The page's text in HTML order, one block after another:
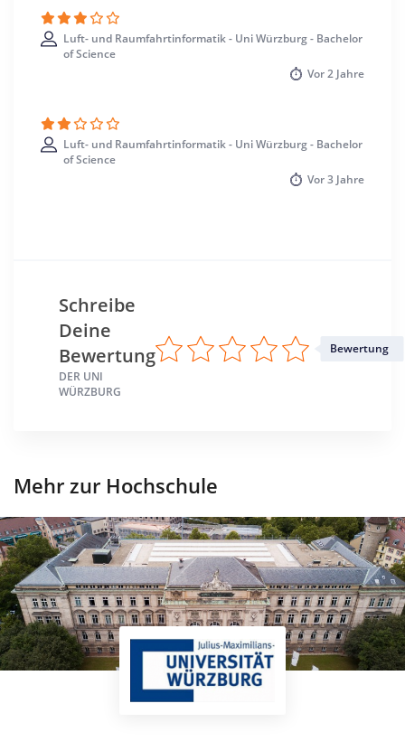
Luft- und Raumfahrtinformatik - Uni Würzburg - Bachelor
of Science
Vor2 Jahre
Luft- und Raumfahrtinformatik - Uni Würzburg - Bachelor
of Science
Vor3 Jahre
Schreibe
Deine
Bewertung
DER UNI
WÜRZBURG
Bewertung
Mehr zur Hochschule